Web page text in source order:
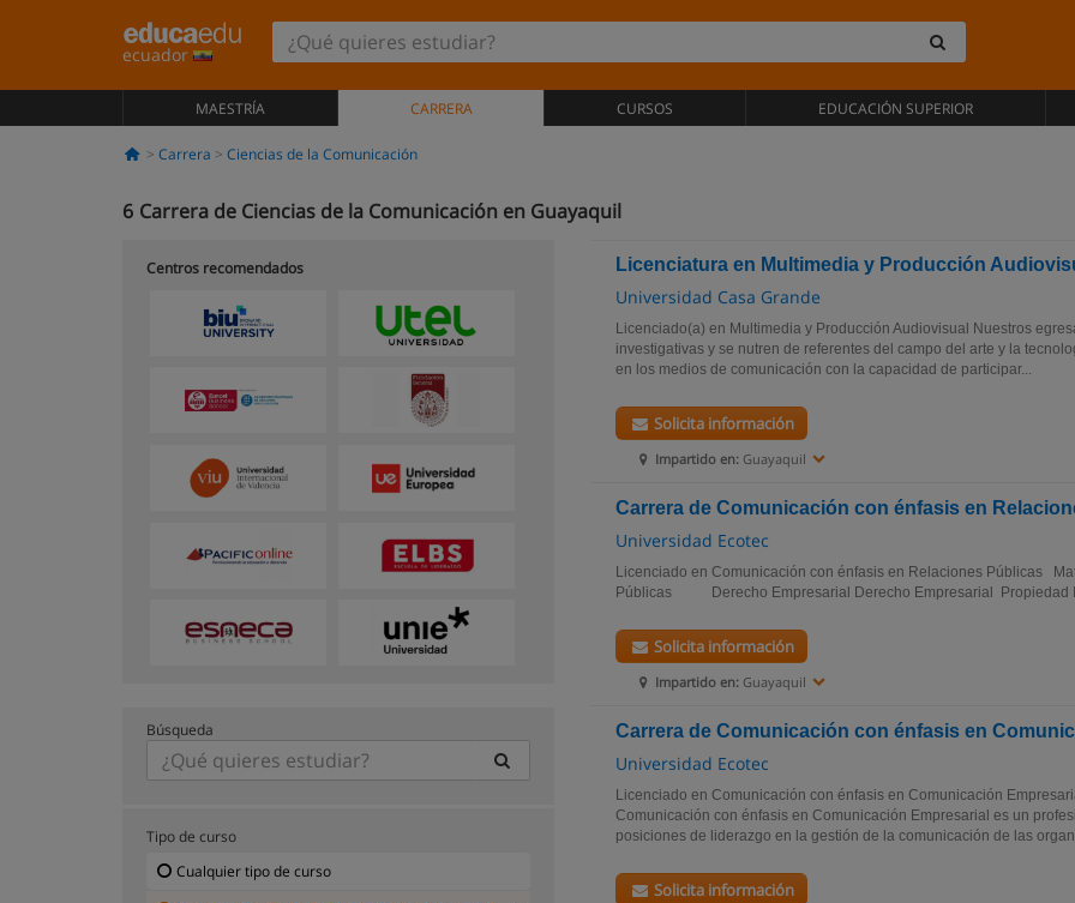
ecuador
MAESTRÍA CARRERA CURSOS EDUCACIÓN SUPERIOR
Carrera Ciencias de la Comunicación
6 Carrera de Ciencias de la Comunicación en Guayaquil
Licenciatura en Multimedia y Producción
Universidad Casa Grande
Licenciado(a) en Multimedia y Producción Audiovisual Nuestros
investigativas y se nutren de referentes del campo del arte y la
en los medios de comunicación con la capacidad de participar...
Impartido en: Guayaquil
Solicita información
Carrera de Comunicación con énfasis en
Universidad Ecotec
Licenciado en Comunicación con énfasis en Relaciones Públicas
Públicas Derecho Empresarial Derecho Empresarial
Impartido en: Guayaquil
Solicita información
Carrera de Comunicación con énfasis en
Universidad Ecotec
Licenciado en Comunicación con énfasis en Comunicación
Comunicación con énfasis en Comunicación Empresarial es un
posiciones de liderazgo en la gestión de la comunicación de las
Solicita información
Centros recomendados
Búsqueda
Tipo de curso
Cualquier tipo de curso